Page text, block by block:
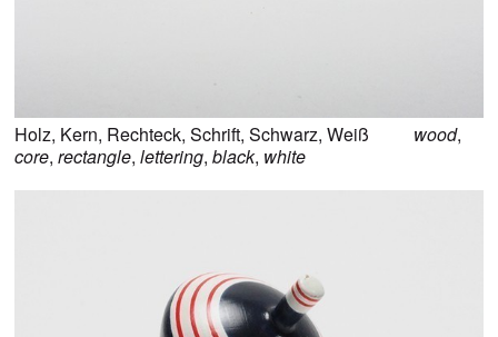
Holz, Kern, Rechteck, Schrift, Schwarz, Weiß wood,
core, rectangle, lettering, black, white